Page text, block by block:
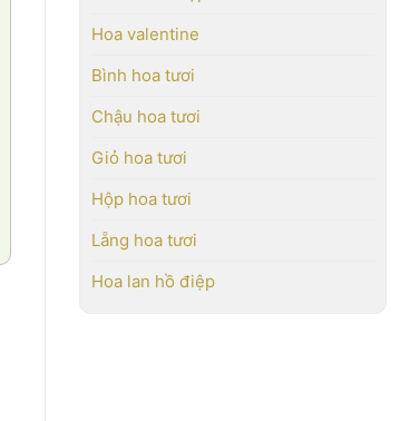
Hoa valentine
Bình hoa tươi
Chậu hoa tươi
Giỏ hoa tươi
Hộp hoa tươi
Lẵng hoa tươi
Hoa lan hồ điệp